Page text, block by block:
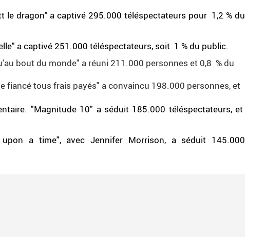
le dragon" a captivé 295.000 téléspectateurs pour 1,2 % du
a captivé 251.000 téléspectateurs, soit 1 % du public.
bout du monde" a réuni 211.000 personnes et 0,8 % du
fiancé tous frais payés" a convaincu 198.000 personnes, et
"Magnitude 10" a séduit 185.000 téléspectateurs, et
a time", avec Jennifer Morrison, a séduit 145.000